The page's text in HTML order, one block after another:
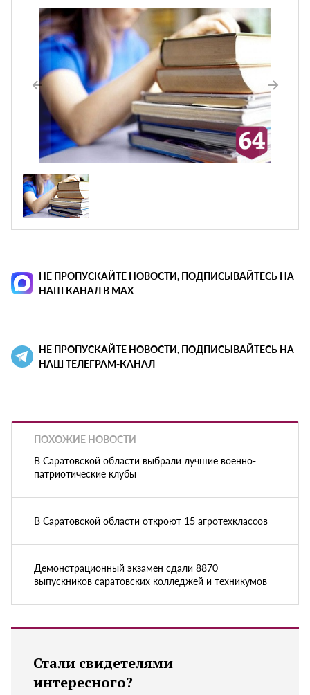
НЕ ПРОПУСКАЙТЕ НОВОСТИ, ПОДПИСЫВАЙТЕСЬ НА
НАШ КАНАЛ В MAX
НЕ ПРОПУСКАЙТЕ НОВОСТИ, ПОДПИСЫВАЙТЕСЬ НА
НАШ ТЕЛЕГРАМ-КАНАЛ
ПОХОЖИЕ НОВОСТИ
В Саратовской области выбрали лучшие военно-
патриотические клубы
В Саратовской области откроют 15 агротехклассов
Демонстрационный экзамен сдали 8870
выпускников саратовских колледжей и техникумов
Стали свидетелями
интересного?